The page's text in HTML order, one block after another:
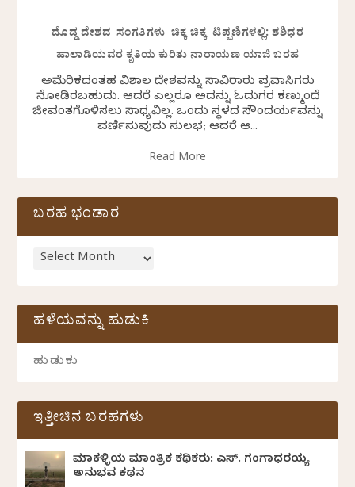
ದೊಡ್ಡ ದೇಶದ ಸಂಗತಿಗಳು ಚಿಕ್ಕ ಚಿಕ್ಕ ಟಿಪ್ಪಣಿಗಳಲ್ಲಿ: ಶಶಿಧರ
ಹಾಲಾಡಿಯವರ ಕೃತಿಯ ಕುರಿತು ನಾರಾಯಣ ಯಾಜಿ ಬರಹ
ಅಮೆರಿಕದಂತಹ ವಿಶಾಲ ದೇಶವನ್ನು ಸಾವಿರಾರು ಪ್ರವಾಸಿಗರು
ನೋಡಿರಬಹುದು. ಆದರೆ ಎಲ್ಲರೂ ಅದನ್ನು ಓದುಗರ ಕಣ್ಮುಂದೆ
ಜೀವಂತಗೊಳಿಸಲು ಸಾಧ್ಯವಿಲ್ಲ. ಒಂದು ಸ್ಥಳದ ಸೌಂದರ್ಯವನ್ನು
ವರ್ಣಿಸುವುದು ಸುಲಭ; ಆದರೆ ಆ...
Read More
ಬರಹ ಭಂಡಾರ
ಹಳೆಯವನ್ನು ಹುಡುಕಿ
ಇತ್ತೀಚಿನ ಬರಹಗಳು
ಮಾಕಳ್ಳಿಯ ಮಾಂತ್ರಿಕ ಕಥಿಕರು: ಎಸ್. ಗಂಗಾಧರಯ್ಯ
ಅನುಭವ ಕಥನ